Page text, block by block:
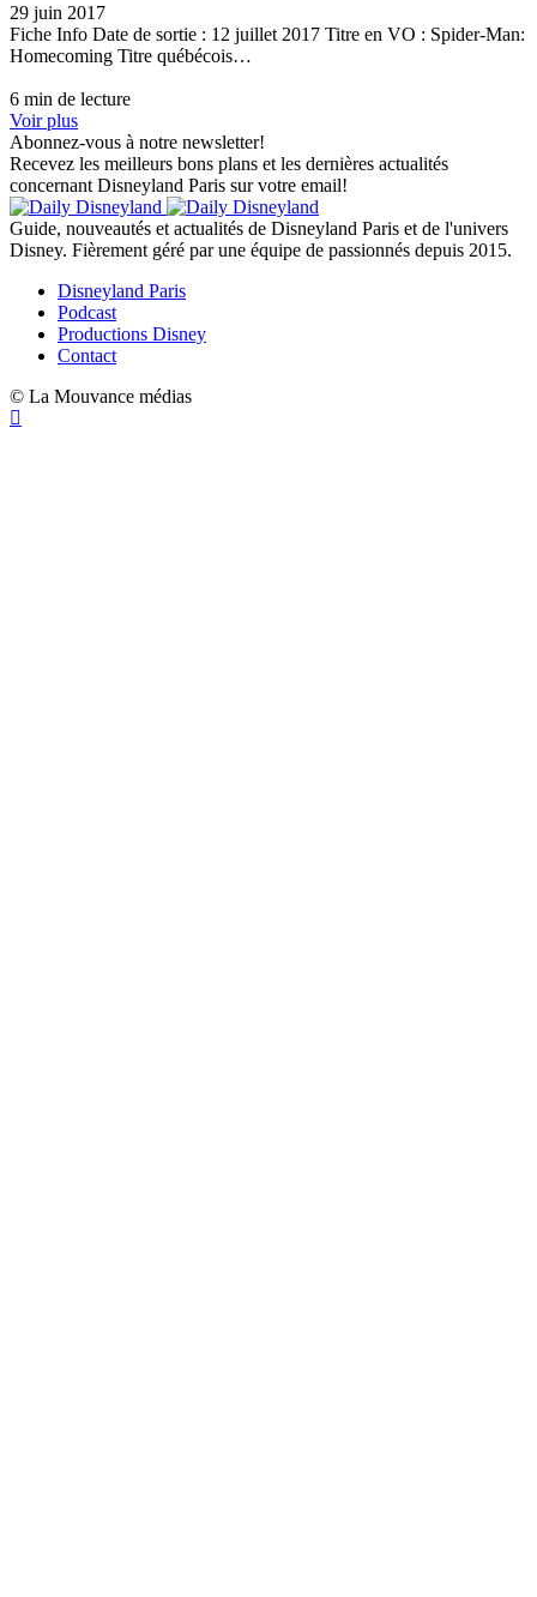
29 juin 2017
Fiche Info Date de sortie : 12 juillet 2017 Titre en VO : Spider-Man:
Homecoming Titre québécois…
6 min de lecture
Voir plus
Abonnez-vous à notre newsletter!
Recevez les meilleurs bons plans et les dernières actualités
concernant Disneyland Paris sur votre email!
Guide, nouveautés et actualités de Disneyland Paris et de l'univers
Disney. Fièrement géré par une équipe de passionnés depuis 2015.
Disneyland Paris
Podcast
Productions Disney
Contact
© La Mouvance médias